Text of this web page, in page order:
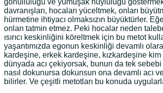
davranışları, hocaları yüceltmek, onları
hürmetine ihtiyacı olmaksızın büyüktürler.
onları tatmin etmez. Peki hocalar neden
ısırıcı keskinliğini köreltmek için bu metot
yaşantımızda egonun keskinliği devamlı
kardeşine, erkek kardeşine, kızkardeşine
dünyada acı çekiyorsak, bunun da tek
nasıl dokunursa dokunsun ona devamlı acı
bilirler. Ve çeşitli metotları bu konuda